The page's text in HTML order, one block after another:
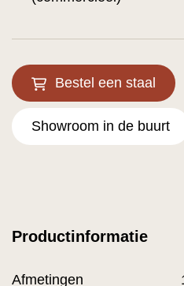
Bestel een staal
Showroom in de buurt
Productinformatie
Afmetingen